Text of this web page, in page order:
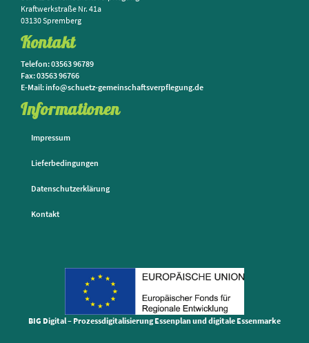
Kraftwerkstraße Nr. 41a
03130 Spremberg
Kontakt
Telefon: 03563 96789
Fax: 03563 96766
E-Mail: info@schuetz-gemeinschaftsverpflegung.de
Informationen
Impressum
Lieferbedingungen
Datenschutzerklärung
Kontakt
BIG Digital – Prozessdigitalisierung Essenplan und digitale Essenmarke